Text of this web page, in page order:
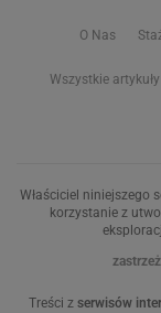
O Nas
Wszystkie artykuły
Właściciel niniejszego
korzystanie z
Treści z serwisów